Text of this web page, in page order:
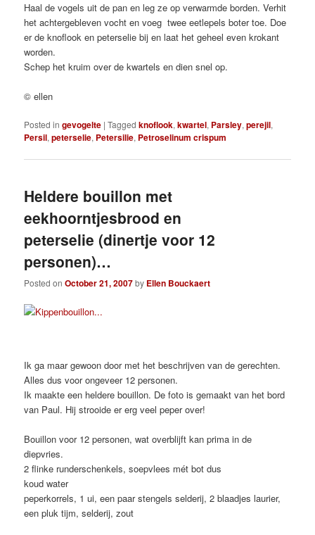
Haal de vogels uit de pan en leg ze op verwarmde borden. Verhit
het achtergebleven vocht en voeg twee eetlepels boter toe. Doe
er de knoflook en peterselie bij en laat het geheel even krokant
worden.
Schep het kruim over de kwartels en dien snel op.
© ellen
Posted in gevogelte |Tagged knoflook,kwartel, Parsley,perejil,
Persil,peterselie, Petersilie, Petroselinum crispum
Heldere bouillon met
eekhoorntjesbrood en
peterselie (dinertje voor 12
personen)…
Posted onOctober 21, 2007by Ellen Bouckaert
Ik ga maar gewoon door met het beschrijven van de gerechten.
Alles dus voor ongeveer 12 personen.
Ik maakte een heldere bouillon. De foto is gemaakt van het bord
van Paul. Hij strooide er erg veel peper over!
Bouillon voor 12 personen, wat overblijft kan prima in de
diepvries.
2 flinke runderschenkels, soepvlees mét bot dus
koud water
peperkorrels, 1 ui, een paar stengels selderij, 2 blaadjes laurier,
een pluk tijm, selderij, zout